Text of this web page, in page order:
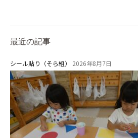
最近の記事
シール貼り（そら組） 2026年8月7日